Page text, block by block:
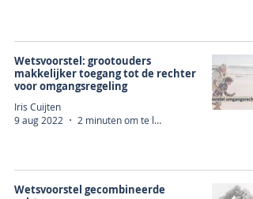
Wetsvoorstel: grootouders
makkelijker toegang tot de rechter
voor omgangsregeling
Iris Cuijten
9 aug 2022
2 minuten om te lezen
Wetsvoorstel gecombineerde